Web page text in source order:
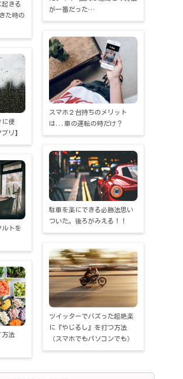
起きる
た時の
に便
リ】
ルトを
方法
が一番だった…
スマホ２台持ちのメリット
は...車の運転の時だけ？
駐車を楽にできる必勝法思い
ついた。後ろがみえる！！
ツイッターでバズった超絶楽
に『やじるし』を打つ方法
（スマホでもパソコンでも）